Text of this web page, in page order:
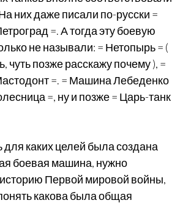
них даже писали по-русски =
=. А тогда эту боевую
не называли: = Нетопырь = (
чуть позже расскажу почему ), =
=. = Машина Лебеденко
=, ну и позже = Царь-танк
для каких целей была создана
боевая машина, нужно
историю Первой мировой войны,
какова была общая